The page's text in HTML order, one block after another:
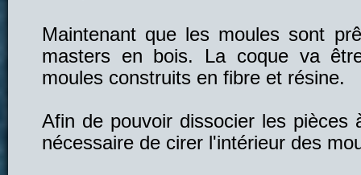
Maintenant que les moules sont
masters en bois. La coque va
moules construits en fibre et résine.
Afin de pouvoir dissocier les
nécessaire de cirer l'intérieur des